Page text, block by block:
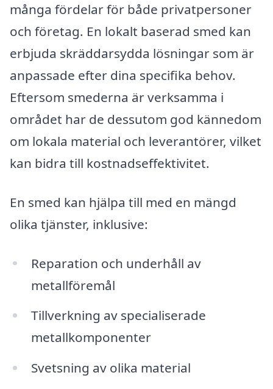
många fördelar för både privatpersoner
och företag. En lokalt baserad smed kan
erbjuda skräddarsydda lösningar som är
anpassade efter dina specifika behov.
Eftersom smederna är verksamma i
området har de dessutom god kännedom
om lokala material och leverantörer, vilket
kan bidra till kostnadseffektivitet.
En smed kan hjälpa till med en mängd
olika tjänster, inklusive:
Reparation och underhåll av
metallföremål
Tillverkning av specialiserade
metallkomponenter
Svetsning av olika material